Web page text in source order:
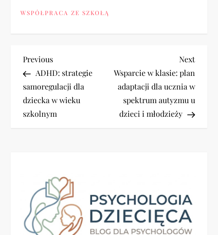
WSPÓŁPRACA ZE SZKOŁĄ
N
a
w
c
j
Previous
Post
Previous
ADHD: strategie
samoregulacji dla
dziecka w wieku
szkolnym
Next
Post
Next
Wsparcie w klasie: plan
adaptacji dla ucznia w
spektrum autyzmu u
dzieci i młodzieży